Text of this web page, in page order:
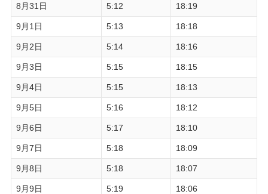
8月31日 5:12 18:19
9月1日 5:13 18:18
9月2日 5:14 18:16
9月3日 5:15 18:15
9月4日 5:15 18:13
9月5日 5:16 18:12
9月6日 5:17 18:10
9月7日 5:18 18:09
9月8日 5:18 18:07
9月9日 5:19 18:06